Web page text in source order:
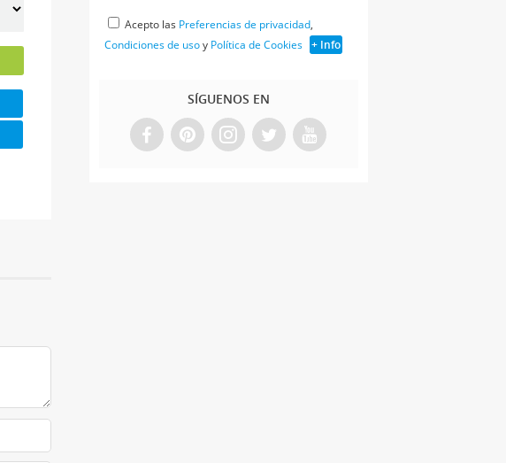
Acepto las Preferencias de privacidad,
Condiciones de usoy Política de Cookies + Info
SÍGUENOS EN